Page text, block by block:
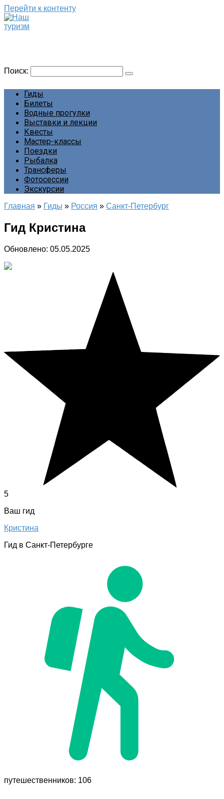
Перейти к контенту
Поиск:
Гиды
Билеты
Водные прогулки
Выставки и лекции
Квесты
Мастер-классы
Поездки
Рыбалка
Трансферы
Фотосессии
Экскурсии
Главная » Гиды » Россия » Санкт-Петербург
Гид Кристина
Обновлено: 05.05.2025
5
Ваш гид
Кристина
Гид в Санкт-Петербурге
путешественников: 106